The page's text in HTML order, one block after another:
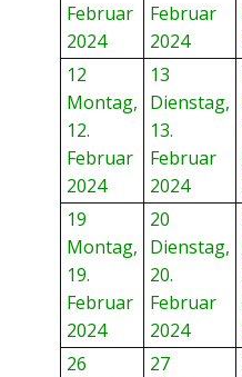
Februar
2024
Februar
2024
12
Montag,
12.
Februar
2024
13
Dienstag,
13.
Februar
2024
19
Montag,
19.
Februar
2024
20
Dienstag,
20.
Februar
2024
26
27